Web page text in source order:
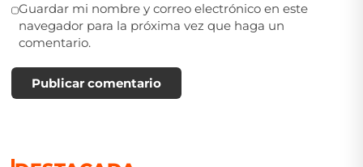
Guardar mi nombre y correo electrónico en este
navegador para la próxima vez que haga un
comentario.
Publicar comentario